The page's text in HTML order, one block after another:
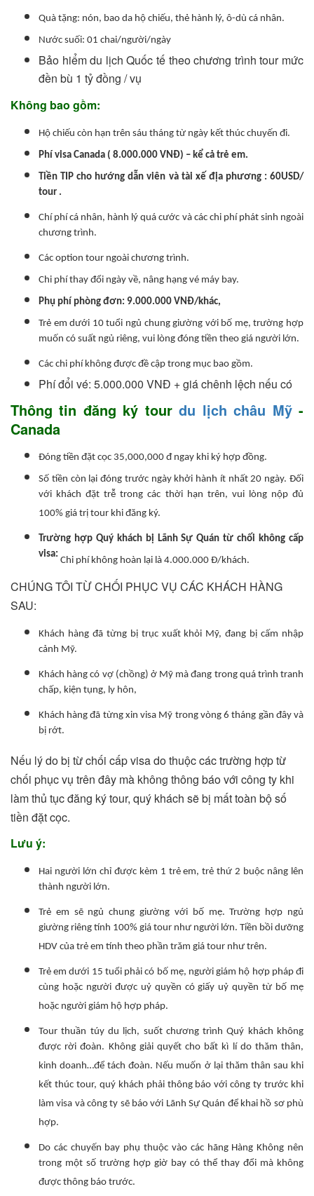
Quà tặng: nón, bao da hộ chiếu, thẻ hành lý, ô-dù cá nhân.
Nước suối: 01 chai/người/ngày
Bảo hiểm du lịch Quốc tế theo chương trình tour mức
đền bù 1 tỷ đồng / vụ
Không bao gồm:
Hộ chiếu còn hạn trên sáu tháng từ ngày kết thúc chuyến đi.
Phí visa Canada ( 8.000.000 VNĐ) – kể cả trẻ em.
Tiền TIP cho hướng dẫn viên và tài xế địa phương : 60USD/
tour .
Chí phí cá nhân, hành lý quá cước và các chi phí phát sinh ngoài
chương trình.
Các option tour ngoài chương trình.
Chi phí thay đổi ngày về, nâng hạng vé máy bay.
Phụ phí phòng đơn: 9.000.000 VNĐ/khác,
Trẻ em dưới 10 tuổi ngủ chung giường với bố mẹ, trường hợp
muốn có suất ngủ riêng, vui lòng đóng tiền theo giá người lớn.
Các chi phí không được đề cập trong mục bao gồm.
Phí đổi vé: 5.000.000 VNĐ + giá chênh lệch nếu có
Thông tin đăng ký tourdu lịch châu Mỹ-
Canada
Đóng tiền đặt cọc 35,000,000 đ ngay khi ký hợp đồng.
Số tiền còn lại đóng trước ngày khởi hành ít nhất 20 ngày. Đối
với khách đặt trễ trong các thời hạn trên, vui lòng nộp đủ
100% giá trị tour khi đăng ký.
Trường hợp Quý khách bị Lãnh Sự Quán từ chối không cấp
visa: Chi phí không hoàn lại là 4.000.000 Đ/khách.
CHÚNG TÔI TỪ CHỐI PHỤC VỤ CÁC KHÁCH HÀNG
SAU:
Khách hàng đã từng bị trục xuất khỏi Mỹ, đang bị cấm nhập
cảnh Mỹ.
Khách hàng có vợ (chồng) ở Mỹ mà đang trong quá trình tranh
chấp, kiện tụng, ly hôn,
Khách hàng đã từng xin visa Mỹ trong vòng 6 tháng gần đây và
bị rớt.
Nếu lý do bị từ chối cấp visa do thuộc các trường hợp từ
chối phục vụ trên đây mà không thông báo với công ty khi
làm thủ tục đăng ký tour, quý khách sẽ bị mất toàn bộ số
tiền đặt cọc.
Lưu ý:
Hai người lớn chỉ được kèm 1 trẻ em, trẻ thứ 2 buộc nâng lên
thành người lớn.
Trẻ em sẽ ngủ chung giường với bố mẹ. Trường hợp ngủ
giường riêng tính 100% giá tour như người lớn. Tiền bồi dưỡng
HDV của trẻ em tính theo phần trăm giá tour như trên.
Trẻ em dưới 15 tuổi phải có bố mẹ, người giám hộ hợp pháp đi
cùng hoặc người được uỷ quyền có giấy uỷ quyền từ bố mẹ
hoặc người giám hộ hợp pháp.
Tour thuần túy du lịch, suốt chương trình Quý khách không
được rời đoàn. Không giải quyết cho bất kì lí do thăm thân,
kinh doanh…để tách đoàn. Nếu muốn ở lại thăm thân sau khi
kết thúc tour, quý khách phải thông báo với công ty trước khi
làm visa và công ty sẽ báo với Lãnh Sự Quán để khai hồ sơ phù
hợp.
Do các chuyến bay phụ thuộc vào các hãng Hàng Không nên
trong một số trường hợp giờ bay có thể thay đổi mà không
được thông báo trước.